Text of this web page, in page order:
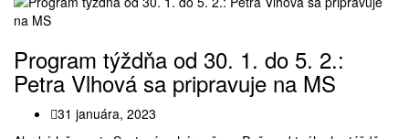
Program týždňa od 30. 1. do 5. 2.:
Petra Vlhová sa pripravuje na MS
31 januára, 2023